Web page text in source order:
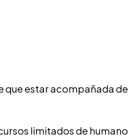
que estar acompañada
limitados de